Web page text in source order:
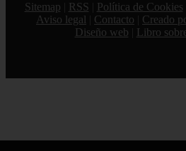
Sitemap
RSS Política de Cookies
Aviso legal
Contacto
Creado
Diseño web
Libro